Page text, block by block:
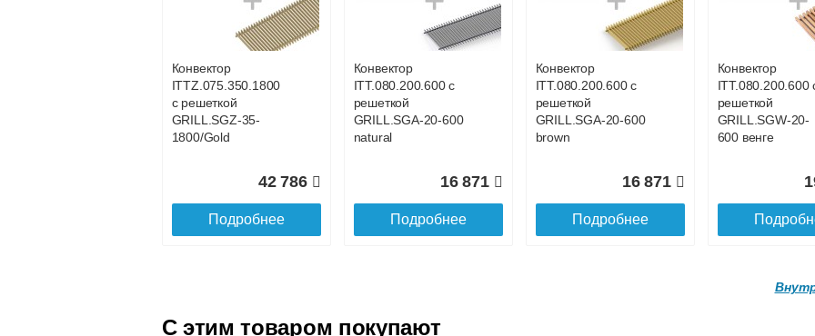
GRILL.SGWL-16-
25 101
Подробнее
GRILL.SGWL-16-
27 026
Подробнее
GRILL.SGWL-16-
29 122
GRILL.SGWL-
Конвектор
ITTZ.075.350.1800
с решеткой
GRILL.SGZ-35-
1800/Gold
42 786
Подробнее
Конвектор
ITT.080.200.600 с
решеткой
GRILL.SGA-20-600
natural
16 871
Подробнее
Конвектор
ITT.080.200.600 с
решеткой
GRILL.SGA-20-600
brown
16 871
Подробнее
Конвектор
ITT.080.200.600
решеткой
GRILL.SGW-20-
600 венге
C этим товаром покупают